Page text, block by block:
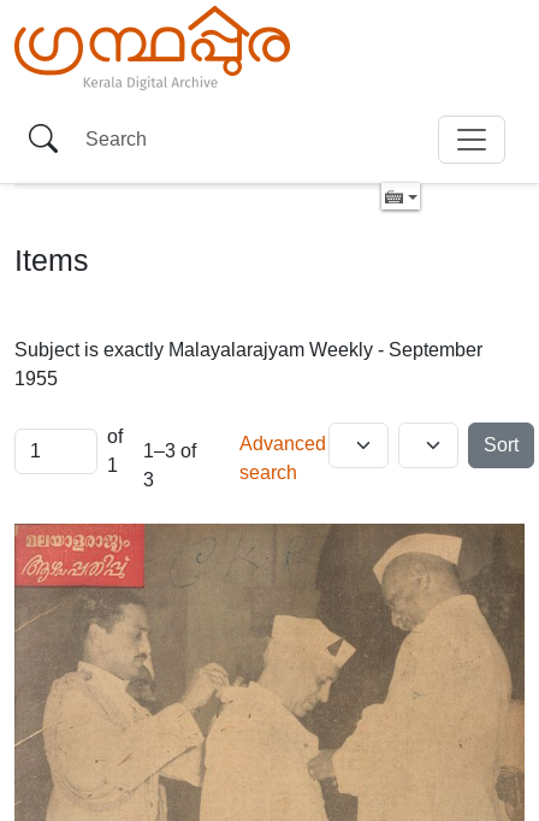
Items
Subject is exactly Malayalarajyam Weekly - September
1955
of
1
1–3 of
3
Advanced
search
Sort